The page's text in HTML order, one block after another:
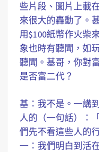
些片段、圖片上載
來很大的轟動了。
用$100紙幣作火柴
象也時有聽聞，如
聽聞。基哥，你對
是否富二代？
基：我不是。一講
人的（一句話）：
們先不看這些人的
一：我們明白到活